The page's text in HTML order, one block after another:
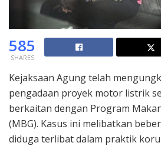
585
SHARES
Kejaksaan Agung telah
pengadaan proyek motor listrik
berkaitan dengan Program
(MBG). Kasus ini melibatkan
diduga terlibat dalam praktik